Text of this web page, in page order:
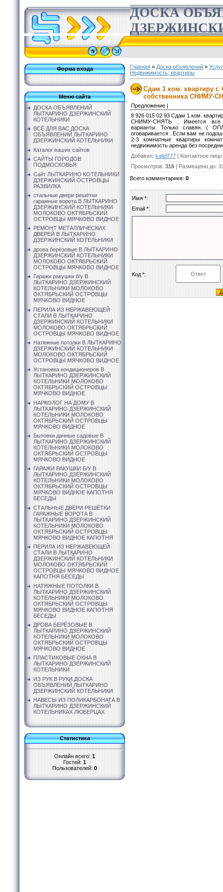
ДОСКА
Форма входа
Меню сайта
ДОСКА ОБЪЯВЛЕНИЙ
ЛЫТКАРИНО ДЗЕРЖИНСКИЙ
КОТЕЛЬНИКИ
ВСЁ ДЛЯ ВАС ДОСКА
ОБЪЯВЛЕНИЙ ЛЫТКАРИНО
ДЗЕРЖИНСКИЙ КОТЕЛЬНИКИ
Каталог ваших сайтов
САЙТЫ ГОРОДОВ
ПОДМОСКОВЬЯ
Сайт ЛЫТКАРИНО КОТЕЛЬНИКИ
ДЗЕРЖИНСКИЙ ОСТРОВЦЫ
РАЗВИЛКА
стальные двери решётки
гаражные ворота В ЛЫТКАРИНО
ДЗЕРЖИНСКИЙ КОТЕЛЬНИКИ
МОЛОКОВО ОКТЯБРЬСКИЙ
ОСТРОВЦЫ МЯЧКОВО ВИДНОЕ
РЕМОНТ МЕТАЛЛИЧЕСКИХ
ДВЕРЕЙ В ЛЫТКАРИНО
ДЗЕРЖИНСКИЙ КОТЕЛЬНИКИ
дрова берёзовые В ЛЫТКАРИНО
ДЗЕРЖИНСКИЙ КОТЕЛЬНИКИ
МОЛОКОВО ОКТЯБРЬСКИЙ
ОСТРОВЦЫ МЯЧКОВО ВИДНОЕ
Гаражи ракушки б/у В
ЛЫТКАРИНО ДЗЕРЖИНСКИЙ
КОТЕЛЬНИКИ МОЛОКОВО
ОКТЯБРЬСКИЙ ОСТРОВЦЫ
МЯЧКОВО ВИДНОЕ
ПЕРИЛА ИЗ НЕРЖАВЕЮЩЕЙ
СТАЛИ В ЛЫТКАРИНО
ДЗЕРЖИНСКИЙ КОТЕЛЬНИКИ
МОЛОКОВО ОКТЯБРЬСКИЙ
ОСТРОВЦЫ МЯЧКОВО ВИДНОЕ
Натяжные потолки В ЛЫТКАРИНО
ДЗЕРЖИНСКИЙ КОТЕЛЬНИКИ
МОЛОКОВО ОКТЯБРЬСКИЙ
ОСТРОВЦЫ МЯЧКОВО ВИДНОЕ
Установка кондиционеров В
ЛЫТКАРИНО ДЗЕРЖИНСКИЙ
КОТЕЛЬНИКИ МОЛОКОВО
ОКТЯБРЬСКИЙ ОСТРОВЦЫ
МЯЧКОВО ВИДНОЕ
НАРКОЛОГ НА ДОМУ В
ЛЫТКАРИНО ДЗЕРЖИНСКИЙ
КОТЕЛЬНИКИ МОЛОКОВО
ОКТЯБРЬСКИЙ ОСТРОВЦЫ
МЯЧКОВО ВИДНОЕ
Бытовки дачные садовые В
ЛЫТКАРИНО ДЗЕРЖИНСКИЙ
КОТЕЛЬНИКИ МОЛОКОВО
ОКТЯБРЬСКИЙ ОСТРОВЦЫ
МЯЧКОВО ВИДНОЕ
ГАРАЖИ РАКУШКИ Б/У В
ЛЫТКАРИНО ДЗЕРЖИНСКИЙ
КОТЕЛЬНИКИ МОЛОКОВО
ОКТЯБРЬСКИЙ ОСТРОВЦЫ
МЯЧКОВО ВИДНОЕ КАПОТНЯ
БЕСЕДЫ
СТАЛЬНЫЕ ДВЕРИ РЕШЁТКИ
ГАРАЖНЫЕ ВОРОТА В
ЛЫТКАРИНО ДЗЕРЖИНСКИЙ
КОТЕЛЬНИКИ МОЛОКОВО
ОКТЯБРЬСКИЙ ОСТРОВЦЫ
МЯЧКОВО ВИДНОЕ КАПОТНЯ
ПЕРИЛА ИЗ НЕРЖАВЕЮЩЕЙ
СТАЛИ В ЛЫТКАРИНО
ДЗЕРЖИНСКИЙ КОТЕЛЬНИКИ
МОЛОКОВО ОКТЯБРЬСКИЙ
ОСТРОВЦЫ МЯЧКОВО ВИДНОЕ
КАПОТНЯ БЕСЕДЫ
НАТЯЖНЫЕ ПОТОЛКИ В
ЛЫТКАРИНО ДЗЕРЖИНСКИЙ
КОТЕЛЬНИКИ МОЛОКОВО
ОКТЯБРЬСКИЙ ОСТРОВЦЫ
МЯЧКОВО ВИДНОЕ КАПОТНЯ
БЕСЕДЫ
ДРОВА БЕРЁЗОВЫЕ В
ЛЫТКАРИНО ДЗЕРЖИНСКИЙ
КОТЕЛЬНИКИ МОЛОКОВО
ОКТЯБРЬСКИЙ ОСТРОВЦЫ
МЯЧКОВО ВИДНОЕ
ПЛАСТИКОВЫЕ ОКНА В
ЛЫТКАРИНО ДЗЕРЖИНСКИЙ
КОТЕЛЬНИКИ
ИЗ РУК В РУКИ ДОСКА
ОБЪЯВЛЕНИЙ ЛЫТКАРИНО
ДЗЕРЖИНСКИЙ КОТЕЛЬНИКИ
НАВЕСЫ ИЗ ПОЛИКАРБОНАТА В
ЛЫТКАРИНО ДЗЕРЖИНСКИЙ
КОТЕЛЬНИКАХ ЛЮБЕРЦАХ
Статистика
Онлайн всего: 1
Гостей: 1
Пользователей: 0
Главная » Доска объявлений »
Недвижимость, квартиры
Сдам 1 ком. квартиру
собственника СНИМУ-
Предложение |
8 926 015 02 93 Сдам 1 ком.
СНИМУ-СНЯТЬ . Имеется все
варианты. Только славян. (
оговаривается . Если вам не
2-3 комнатные квартиры
недвижимость аренда без
Добавил: kafel777 | Контактное лицо
Просмотров: 316 | Размещено до:
Всего комментариев: 0
Имя *:
Email *:
Код *: